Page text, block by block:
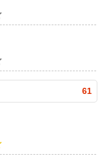
61